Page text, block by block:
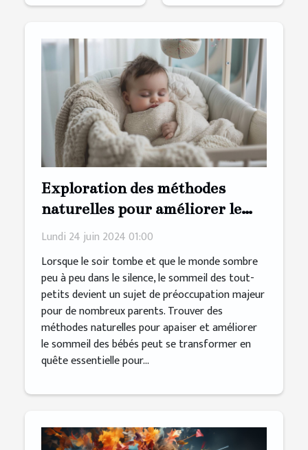
Exploration des méthodes
naturelles pour améliorer le
sommeil des bébés
Lundi 24 juin 2024 01:00
Lorsque le soir tombe et que le monde sombre
peu à peu dans le silence, le sommeil des tout-
petits devient un sujet de préoccupation majeur
pour de nombreux parents. Trouver des
méthodes naturelles pour apaiser et améliorer
le sommeil des bébés peut se transformer en
quête essentielle pour...